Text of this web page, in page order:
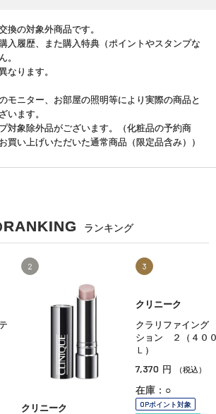
換の対象外商品です。
入履歴、また購入特典（ポイントやスタンプな
。
なります。
モニター、お部屋の照明等により実際の商品と
います。
対象除外品がございます。（化粧品の予約商
買い上げいただいた通常商品（限定品含み））
ランキング
2
クリニーク
3
クリニーク
クラリファイン
ション ２（４０
Ｌ）
7,370 円 （税込）
在庫：○
OPポイント対象